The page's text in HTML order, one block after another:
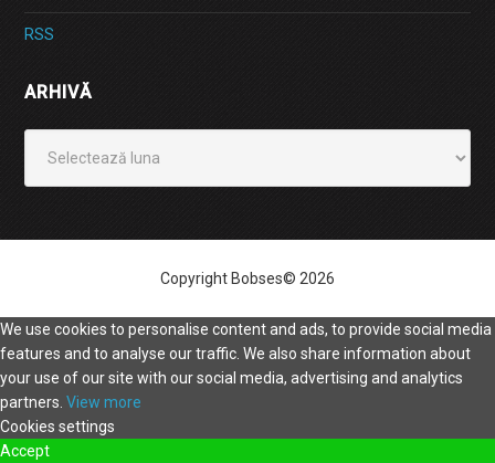
RSS
ARHIVĂ
Copyright Bobses© 2026
We use cookies to personalise content and ads, to provide social media
features and to analyse our traffic. We also share information about
your use of our site with our social media, advertising and analytics
partners. View more
Cookies settings
Accept